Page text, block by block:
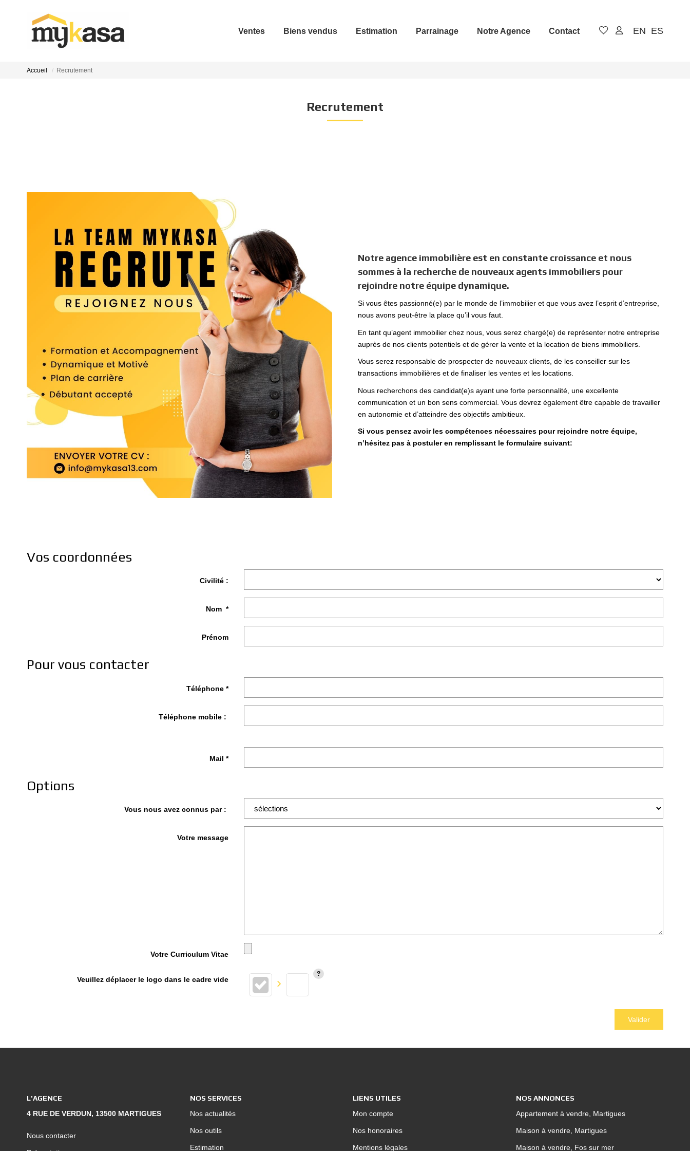
Ventes Biens vendus Estimation Parrainage Notre Agence Contact EN ES
Accueil Recrutement
Recrutement
Notre agence immobilière est en constante croissance et nous
sommes à la recherche de nouveaux agents immobiliers pour
rejoindre notre équipe dynamique.
Si vous êtes passionné(e) par le monde de l’immobilier et que vous avez l’esprit d’entreprise,
nous avons peut-être la place qu’il vous faut.
En tant qu’agent immobilier chez nous, vous serez chargé(e) de représenter notre entreprise
auprès de nos clients potentiels et de gérer la vente et la location de biens immobiliers.
Vous serez responsable de prospecter de nouveaux clients, de les conseiller sur les
transactions immobilières et de finaliser les ventes et les locations.
Nous recherchons des candidat(e)s ayant une forte personnalité, une excellente
communication et un bon sens commercial. Vous devrez également être capable de travailler
en autonomie et d’atteindre des objectifs ambitieux.
Si vous pensez avoir les compétences nécessaires pour rejoindre notre équipe,
n’hésitez pas à postuler en remplissant le formulaire suivant:
Vos coordonnées
Civilité :
Nom *
Prénom
Pour vous contacter
Téléphone *
Téléphone mobile :
Mail *
Options
Vous nous avez connus par :
Votre message
Votre Curriculum Vitae
Veuillez déplacer le logo dans le cadre vide
Valider
L'AGENCE
4 RUE DE VERDUN, 13500 MARTIGUES
Nous contacter
NOS SERVICES
Nos actualités
Nos outils
Estimation
LIENS UTILES
Mon compte
Nos honoraires
Mentions légales
NOS ANNONCES
Appartement à vendre, Martigues
Maison à vendre, Martigues
Maison à vendre, Fos sur mer